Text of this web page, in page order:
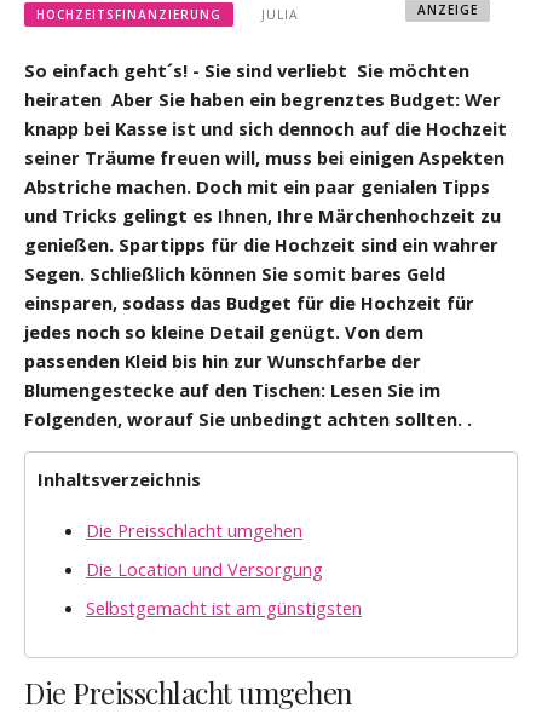
HOCHZEITSFINANZIERUNG JULIA ANZEIGE
So einfach geht´s! - Sie sind verliebt  Sie möchten
heiraten  Aber Sie haben ein begrenztes Budget: Wer
knapp bei Kasse ist und sich dennoch auf die Hochzeit
seiner Träume freuen will, muss bei einigen Aspekten
Abstriche machen. Doch mit ein paar genialen Tipps
und Tricks gelingt es Ihnen, Ihre Märchenhochzeit zu
genießen. Spartipps für die Hochzeit sind ein wahrer
Segen. Schließlich können Sie somit bares Geld
einsparen, sodass das Budget für die Hochzeit für
jedes noch so kleine Detail genügt. Von dem
passenden Kleid bis hin zur Wunschfarbe der
Blumengestecke auf den Tischen: Lesen Sie im
Folgenden, worauf Sie unbedingt achten sollten. .
Inhaltsverzeichnis
Die Preisschlacht umgehen
Die Location und Versorgung
Selbstgemacht ist am günstigsten
Die Preisschlacht umgehen